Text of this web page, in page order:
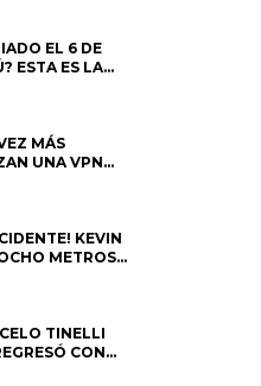
EL 6 DE
ESTA ES LA
MÁS
UNA VPN
KEVIN
METROS
Y GENERA
TINELLI
CON
“EL AMOR